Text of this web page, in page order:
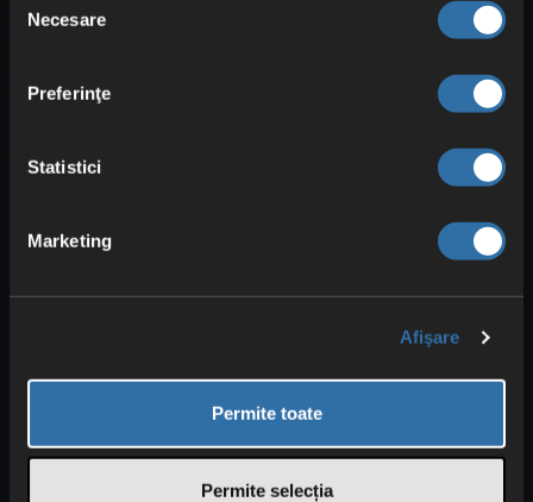
consimțământului
Necesare
Preferinţe
Statistici
Marketing
Afişare
Permite toate
Permite selecția
Deșertul de dune: mult spațiu
într-un biom surprinzător deplatși
. Deși trebuie să te descurci cu